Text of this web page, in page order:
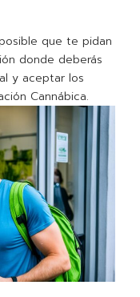
que te pidan
donde deberás
y aceptar los
Cannábica.